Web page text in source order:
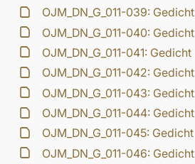
OJM_DN_G_011-039: Gedicht
OJM_DN_G_011-040: Gedicht
OJM_DN_G_011-041: Gedicht
OJM_DN_G_011-042: Gedicht
OJM_DN_G_011-043: Gedicht
OJM_DN_G_011-044: Gedicht
OJM_DN_G_011-045: Gedicht
OJM_DN_G_011-046: Gedicht